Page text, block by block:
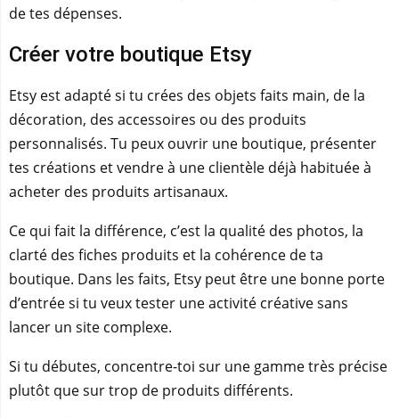
de tes dépenses.
Créer votre boutique Etsy
Etsy est adapté si tu crées des objets faits main, de la
décoration, des accessoires ou des produits
personnalisés. Tu peux ouvrir une boutique, présenter
tes créations et vendre à une clientèle déjà habituée à
acheter des produits artisanaux.
Ce qui fait la différence, c’est la qualité des photos, la
clarté des fiches produits et la cohérence de ta
boutique. Dans les faits, Etsy peut être une bonne porte
d’entrée si tu veux tester une activité créative sans
lancer un site complexe.
Si tu débutes, concentre-toi sur une gamme très précise
plutôt que sur trop de produits différents.